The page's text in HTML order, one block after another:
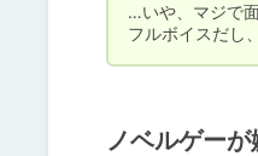
…いや、マジで
フルボイスだし
ノベルゲーが